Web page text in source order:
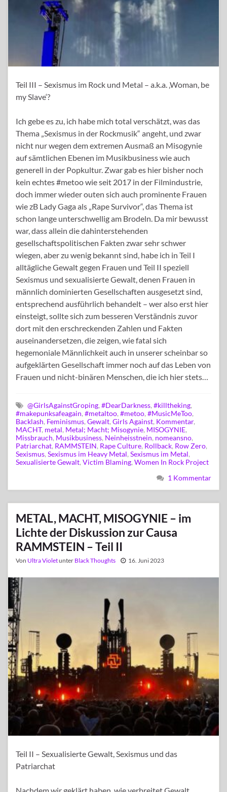
Teil III – Sexismus im Rock und Metal – a.k.a. ‚Woman, be
my Slave‘?
Ich gebe es zu, ich habe mich total verschätzt, was das
Thema „Sexismus in der Rockmusik“ angeht, und zwar
nicht nur wegen dem extremen Ausmaß an Misogynie
auf sämtlichen Ebenen im Musikbusiness wie auch
generell in der Popkultur. Zwar gab es hier bisher noch
kein echtes #metoo wie seit 2017 in der Filmindustrie,
doch immer wieder outen sich auch prominente Frauen
wie zB Lady Gaga als „Rape Survivor“, das Thema ist
schon lange unterschwellig am Brodeln. Da mir bewusst
war, dass allein die dahinterstehenden
gesellschaftspolitischen Fakten zwar sehr schwer
wiegen, aber zu wenig bekannt sind, habe ich in Teil I
alltägliche Gewalt gegen Frauen und Teil II speziell
Sexismus und sexualisierte Gewalt, denen Frauen in
männlich dominierten Gesellschaften ausgesetzt sind,
entsprechend ausführlich behandelt – wer also erst hier
einsteigt, sollte sich zum besseren Verständnis zuvor
dort mit den erschreckenden Zahlen und Fakten
auseinandersetzen, die zeigen, wie fatal sich
hegemoniale Männlichkeit auch in unserer scheinbar so
aufgeklärten Gesellschaft immer noch auf das Leben von
Frauen und nicht-binären Menschen, die ich hier stets…
@GirlsAgainstGroping, #DearDarkness, #killtheking,
#makepunksafeagain, #metaltoo, #metoo, #MusicMeToo,
Backlash, Feminismus, Gewalt, Girls Against, Kommentar,
MACHT, metal, Metal; Macht; Misogynie, MISOGYNIE,
Missbrauch, Musikbusiness, Neinheisstnein, nomeansno,
Patriarchat, RAMMSTEIN, Rape Culture, Rollback, Row Zero,
Sexismus, Sexismus im Heavy Metal, Sexismus im Metal,
Sexualisierte Gewalt, Victim Blaming, Women In Rock Project
1 Kommentar
METAL, MACHT, MISOGYNIE – im
Lichte der Diskussion zur Causa
RAMMSTEIN – Teil II
Von Ultra Violetunter Black Thoughts 16. Juni 2023
Teil II – Sexualisierte Gewalt, Sexismus und das
Patriarchat
Nachdem wir geklärt haben, wie verbreitet Gewalt